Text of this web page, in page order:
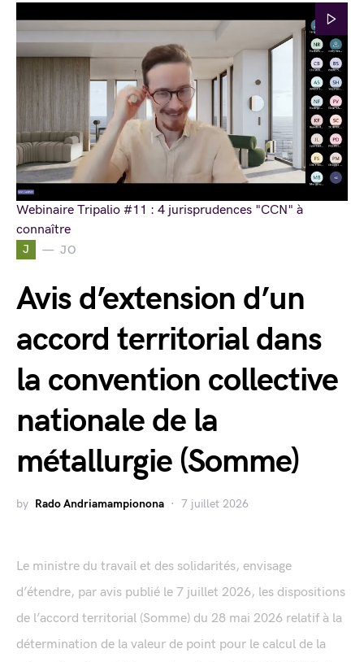
J JO
Avis d’extension d’un
accord territorial dans
la convention collective
nationale de la
métallurgie (Somme)
by Rado Andriamampionona 7 juillet 2026
Le ministre du travail et des solidarités, envisage
d’étendre, par avis publié le 7 juillet 2026, les dispositions
de l’accord territorial (Somme) du 28 mai 2026 relatif à la
détermination de la valeur de point pour le calcul de la
Webinaire Tripalio #11 : 4 jurisprudences "CCN" à
connaître